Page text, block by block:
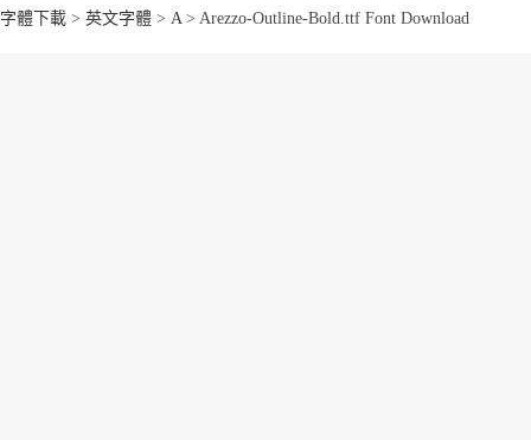
字體下載 > 英文字體 > A> Arezzo-Outline-Bold.ttf Font Download